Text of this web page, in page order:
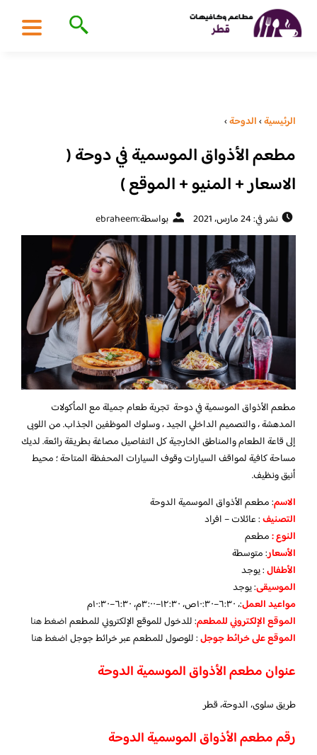
الرئيسية›الدوحة›
مطعم الأذواق الموسمية في دوحة (
الاسعار + المنيو + الموقع )
نشر في: 24 مارس، 2021 بواسطة:ebraheem
مطعم الأذواق الموسمية في دوحة تجربة طعام جميلة مع المأكولات
المدهشة ، والتصميم الداخلي الجيد ، وسلوك الموظفين الجذاب. من اللوبى
إلى قاعة الطعام والمناطق الخارجية كل التفاصيل مصاغة بطريقة رائعة. لديك
مساحة كافية لمواقف السيارات وقوف السيارات المحفظة المتاحة ؛ محيط
أنيق ونظيف.
الاسم: مطعم الأذواق الموسمية الدوحة
التصنيف: عائلات – افراد
النوع :مطعم
الأسعار:متوسطة
الأطفال:يوجد
الموسيقى:يوجد
مواعيد العمل:، ٦:٣٠–١٠:٣٠ص، ١٢:٣٠–٣:٠٠م، ٦:٣٠–١٠:٣٠م
الموقع الإلكتروني للمطعم: للدخول للموقع الإلكتروني للمطعماضغط هنا
الموقع على خرائط جوجل: للوصول للمطعم عبر خرائط جوجلاضغط هنا
عنوان مطعم الأذواق الموسمية الدوحة
طريق سلوى، الدوحة، قطر
رقم مطعم الأذواق الموسمية الدوحة